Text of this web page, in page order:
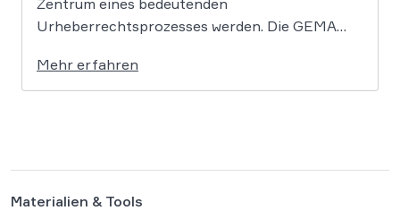
Zentrum eines bedeutenden
Urheberrechtsprozesses werden. Die GEMA
die Rechte ihrer Mitglieder verteidigen. Dem
Unternehmen hinter der populären KI-Musik-
Mehr erfahren
Materialien & Tools